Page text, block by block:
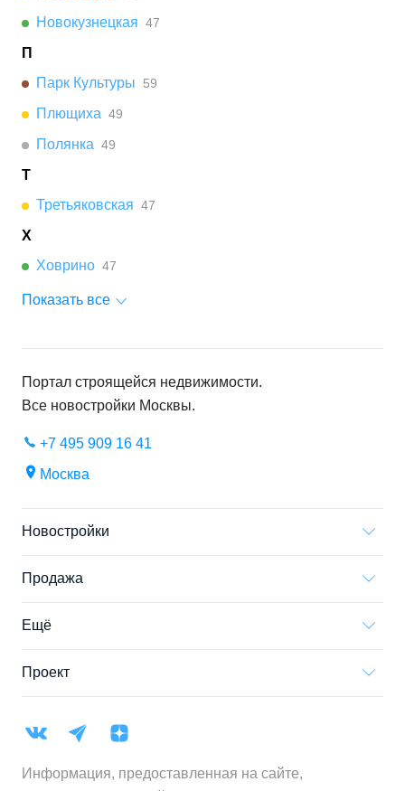
Новокузнецкая 47
П
Парк Культуры
59
Плющиха 49
Полянка 49
Т
Третьяковская 47
Х
Ховрино 47
Показать все
Портал строящейся недвижимости.
Все новостройки Москвы.
+7 495 909 16 41
Москва
Новостройки
Продажа
Ещё
Проект
Информация, предоставленная на сайте,